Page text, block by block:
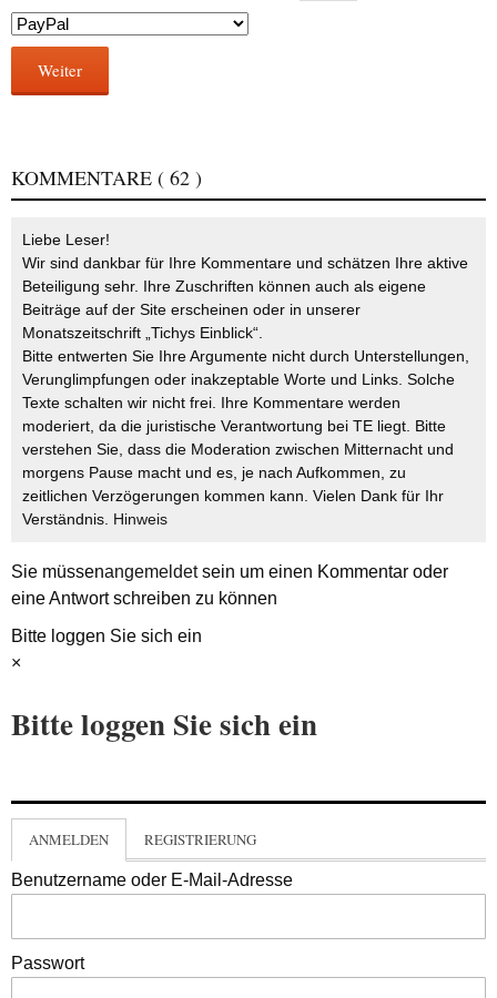
Weiter
KOMMENTARE ( 62 )
Liebe Leser!
Wir sind dankbar für Ihre Kommentare und schätzen Ihre aktive
Beteiligung sehr. Ihre Zuschriften können auch als eigene
Beiträge auf der Site erscheinen oder in unserer
Monatszeitschrift „Tichys Einblick“.
Bitte entwerten Sie Ihre Argumente nicht durch Unterstellungen,
Verunglimpfungen oder inakzeptable Worte und Links. Solche
Texte schalten wir nicht frei. Ihre Kommentare werden
moderiert, da die juristische Verantwortung bei TE liegt. Bitte
verstehen Sie, dass die Moderation zwischen Mitternacht und
morgens Pause macht und es, je nach Aufkommen, zu
zeitlichen Verzögerungen kommen kann. Vielen Dank für Ihr
Verständnis. Hinweis
Sie müssenangemeldetsein um einen Kommentar oder
eine Antwort schreiben zu können
Bitte loggen Sie sich ein
×
Bitte loggen Sie sich ein
ANMELDEN REGISTRIERUNG
Benutzername oder E-Mail-Adresse
Passwort